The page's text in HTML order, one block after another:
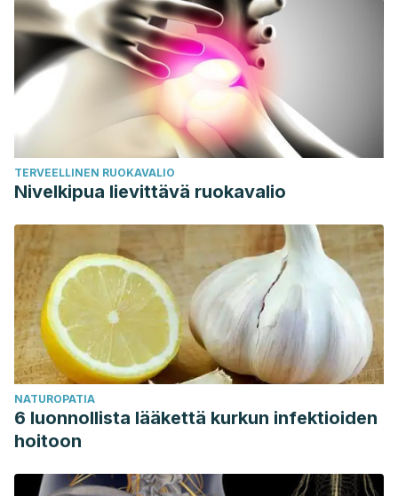
TERVEELLINEN RUOKAVALIO
Nivelkipua lievittävä ruokavalio
NATUROPATIA
6 luonnollista lääkettä kurkun infektioiden
hoitoon